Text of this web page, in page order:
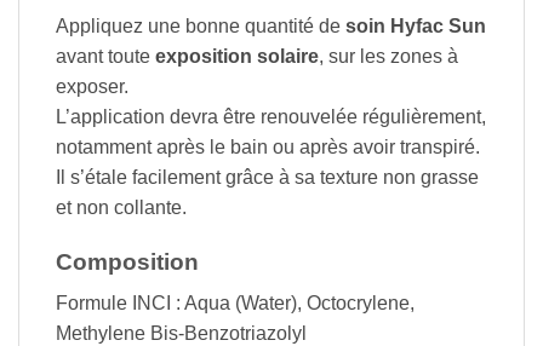
Appliquez une bonne quantité de soin Hyfac Sun
avant toute exposition solaire, sur les zones à
exposer.
L’application devra être renouvelée régulièrement,
notamment après le bain ou après avoir transpiré.
Il s’étale facilement grâce à sa texture non grasse
et non collante.
Composition
Formule INCI : Aqua (Water), Octocrylene,
Methylene Bis-Benzotriazolyl